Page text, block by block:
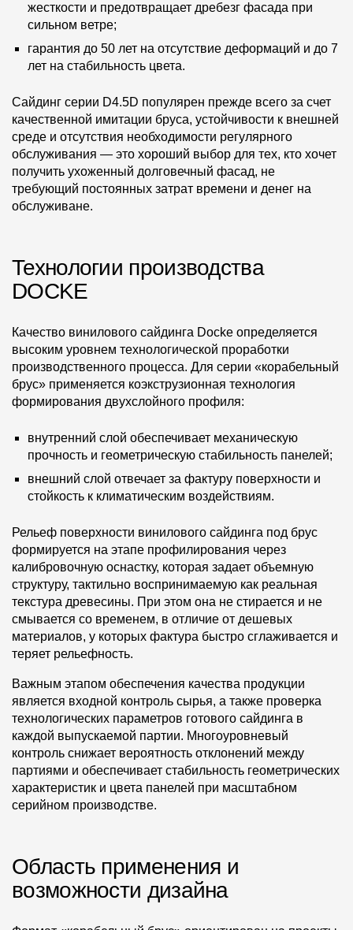
жесткости и предотвращает дребезг фасада при
сильном ветре;
гарантия до 50 лет на отсутствие деформаций и до 7
лет на стабильность цвета.
Сайдинг серии D4.5D популярен прежде всего за счет
качественной имитации бруса, устойчивости к внешней
среде и отсутствия необходимости регулярного
обслуживания — это хороший выбор для тех, кто хочет
получить ухоженный долговечный фасад, не
требующий постоянных затрат времени и денег на
обслуживане.
Технологии производства
DOCKE
Качество винилового сайдинга Docke определяется
высоким уровнем технологической проработки
производственного процесса. Для серии «корабельный
брус» применяется коэкструзионная технология
формирования двухслойного профиля:
внутренний слой обеспечивает механическую
прочность и геометрическую стабильность панелей;
внешний слой отвечает за фактуру поверхности и
стойкость к климатическим воздействиям.
Рельеф поверхности винилового сайдинга под брус
формируется на этапе профилирования через
калибровочную оснастку, которая задает объемную
структуру, тактильно воспринимаемую как реальная
текстура древесины. При этом она не стирается и не
смывается со временем, в отличие от дешевых
материалов, у которых фактура быстро сглаживается и
теряет рельефность.
Важным этапом обеспечения качества продукции
является входной контроль сырья, а также проверка
технологических параметров готового сайдинга в
каждой выпускаемой партии. Многоуровневый
контроль снижает вероятность отклонений между
партиями и обеспечивает стабильность геометрических
характеристик и цвета панелей при масштабном
серийном производстве.
Область применения и
возможности дизайна